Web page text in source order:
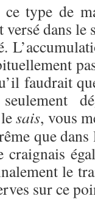
ce type de
dans le
faudrait
sais, vous
que
craignais
le
sur ce